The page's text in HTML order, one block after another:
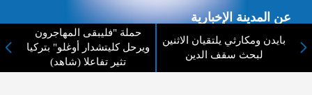
بايدن ومكارثي يلتقيان الاثنين
لبحث سقف الدين
حملة "فليبقى المهاجرون
ويرحل كليتشدار أوغلو" بتركيا
تثير تفاعلا (شاهد)
عن المدينة الإخبارية
المدينة الإخبارية صحيفة الكترونية شاملة تابعة لشركة قنوات البث
الاردنية تنقل الاخبار المحلية الأردنية وأخبار فلسطين وأبرز الأخبار
العربية والدولية لحظة حدوثها بمهنية رفيعة ليكون العالم بما يجري